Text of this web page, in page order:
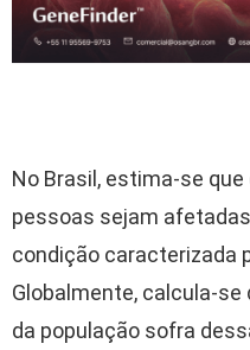
No Brasil, estima-se
pessoas sejam
condição caracterizada
Globalmente, calcula-se
da população sofra